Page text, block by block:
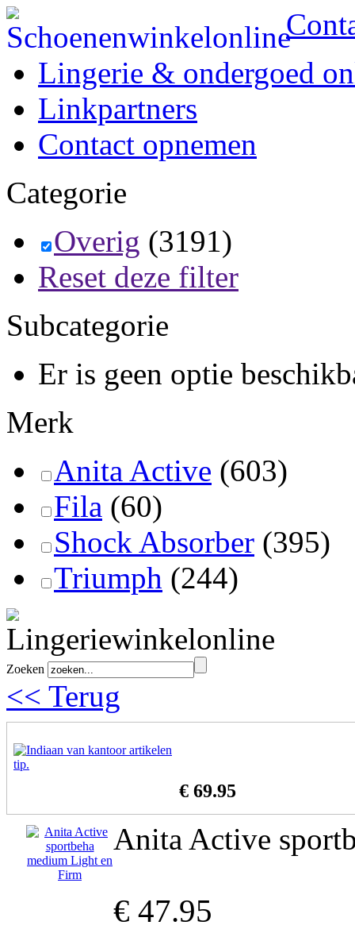
Lingerie & ondergoed
Linkpartners
Contact opnemen
Categorie
Overig (3191)
Reset deze filter
Subcategorie
Er is geen optie
Merk
Anita Active (603)
Fila (60)
Shock Absorber (395)
Triumph (244)
Zoeken
<< Terug
€ 69.95
Anita Active
€ 47.95